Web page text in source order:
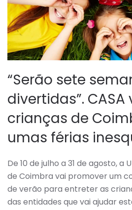
“Serão sete
divertidas”.
crianças de
umas férias
De 10 de julho a 31 de agosto, a
de Coimbra vai promover um
de verão para entreter as
das entidades que vai ajudar